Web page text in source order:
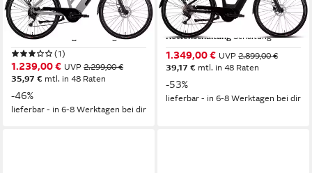
Mittelmotor Motor
418 Wh Akkuleistung
Kettenschaltung
Schaltung
(1)
1.239,00 € UVP 2.299,00 €
35,97 € mtl. in 48 Raten
-46%
lieferbar - in 6-8 Werktagen bei dir
Mittelmotor Motor
540 Wh Akkuleistung
Kettenschaltung Schaltung
1.349,00 € UVP 2.899,00 €
39,17 € mtl. in 48 Raten
-53%
lieferbar - in 6-8 Werktagen bei dir